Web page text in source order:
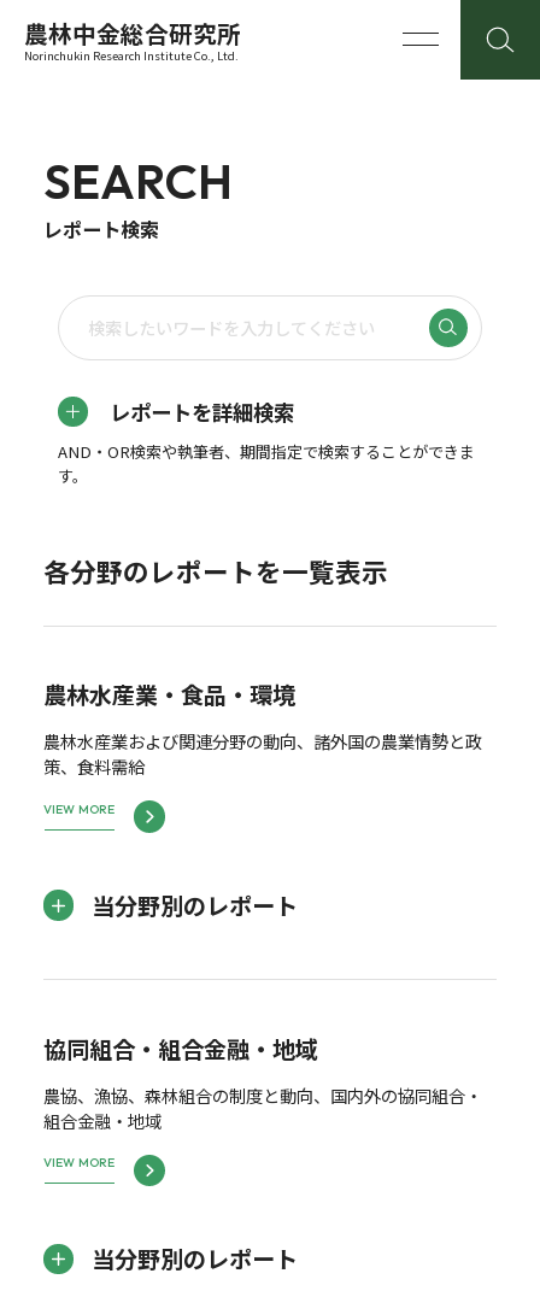
農林中金総合研究所
Norinchukin Research Institute Co., Ltd.
SEARCH
レポート検索
レポートを詳細検索
AND・OR検索や執筆者、期間指定で検索することができま
す。
各分野のレポートを一覧表示
農林水産業・食品・環境
農林水産業および関連分野の動向、諸外国の農業情勢と政
策、食料需給
VIEW MORE
当分野別のレポート
協同組合・組合金融・地域
農協、漁協、森林組合の制度と動向、国内外の協同組合・
組合金融・地域
VIEW MORE
当分野別のレポート